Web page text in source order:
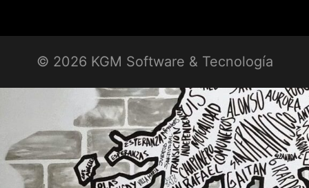
© 2026 KGM Software & Tecnología